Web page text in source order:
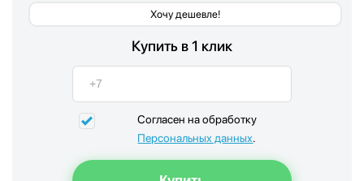
Хочу дешевле!
Купить в 1 клик
Согласен на обработку
Персональных данных.